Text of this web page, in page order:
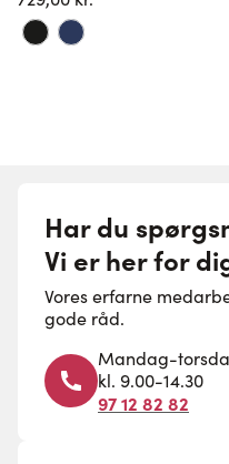
Har du
Vi er her for
Vores erfarne
gode råd.
Mandag-
kl. 9.00-14.30
97 12 82 82